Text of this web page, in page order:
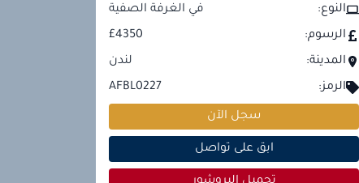
النوع:
في الغرفة الصفية
الرسوم:
£4350
المدينة:
لندن
الرمز:
AFBL0227
سجل الآن
ابق على تواصل